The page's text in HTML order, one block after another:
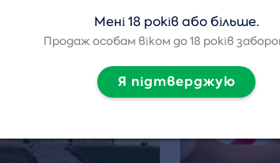
4.6/5 Volný termín od
Мені 18 років або більше.
Продаж особам віком до 18 років
Я підтверджую